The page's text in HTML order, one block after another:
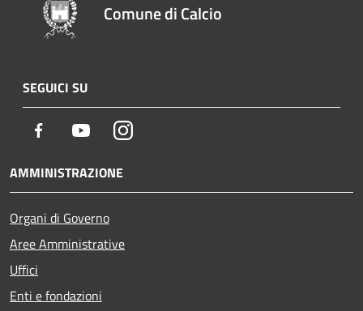
Comune di Calcio
SEGUICI SU
Facebook YoutubeInstagram
AMMINISTRAZIONE
Organi di Governo
Aree Amministrative
Uffici
Enti e fondazioni